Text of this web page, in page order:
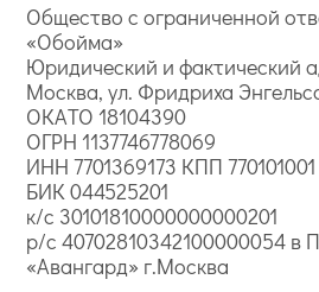
Общество с ограниченной
«Обойма»
Юридический и фактический
Москва, ул. Фридриха
ОКАТО 18104390
ОГРН 1137746778069
ИНН 7701369173 КПП 770101001
БИК 044525201
к/с 30101810000000000201
р/с 40702810342100000054 в
«Авангард» г.Москва